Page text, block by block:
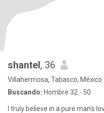
shantel, 36
Villahermosa, Tabasco, México
Buscando: Hombre 32 - 50
I truly believe in a pure man's